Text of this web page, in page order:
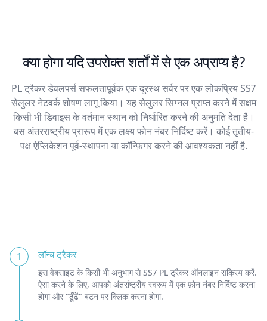
क्या होगा यदि उपरोक्त शर्तों में से एक अप्राप्य है?
PL ट्रैकर डेवलपर्स सफलतापूर्वक एक दूरस्थ सर्वर पर एक लोकप्रिय SS7
सेलुलर नेटवर्क शोषण लागू किया। यह सेलुलर सिग्नल प्राप्त करने में सक्षम
किसी भी डिवाइस के वर्तमान स्थान को निर्धारित करने की अनुमति देता है।
बस अंतरराष्ट्रीय प्रारूप में एक लक्ष्य फोन नंबर निर्दिष्ट करें। कोई तृतीय-
पक्ष ऐप्लिकेशन पूर्व-स्थापना या कॉन्फ़िगर करने की आवश्यकता नहीं है.
1 लॉन्च ट्रैकर
इस वेबसाइट के किसी भी अनुभाग से SS7 PL ट्रैकर ऑनलाइन सक्रिय करें.
ऐसा करने के लिए, आपको अंतर्राष्ट्रीय स्वरूप में एक फ़ोन नंबर निर्दिष्ट करना
होगा और "ढूँढें" बटन पर क्लिक करना होगा.